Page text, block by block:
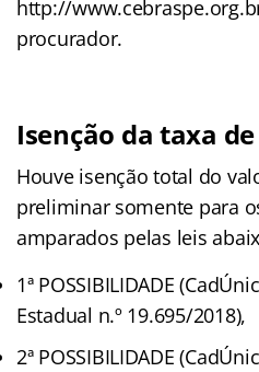
http://
procurador.
Isenção da taxa
Houve isenção total do
preliminar somente para
amparados pelas leis
1ª POSSIBILIDADE
Estadual n.º 19.695/2018),
2ª POSSIBILIDADE